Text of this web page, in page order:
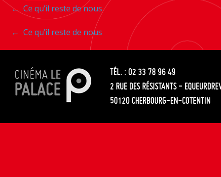
Navigation
entre
les
articles
← Ce qu’il reste de nous
Navigation
entre
les
articles
← Ce qu’il reste de nous
TÉL. : 02 33 78 96 49
2 RUE DES RÉSISTANTS -
50120 CHERBOURG-EN-COTENTIN